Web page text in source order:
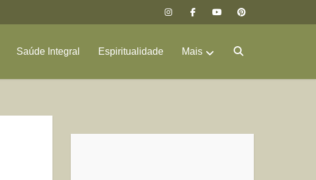
Saúde Integral Espiritualidade Mais